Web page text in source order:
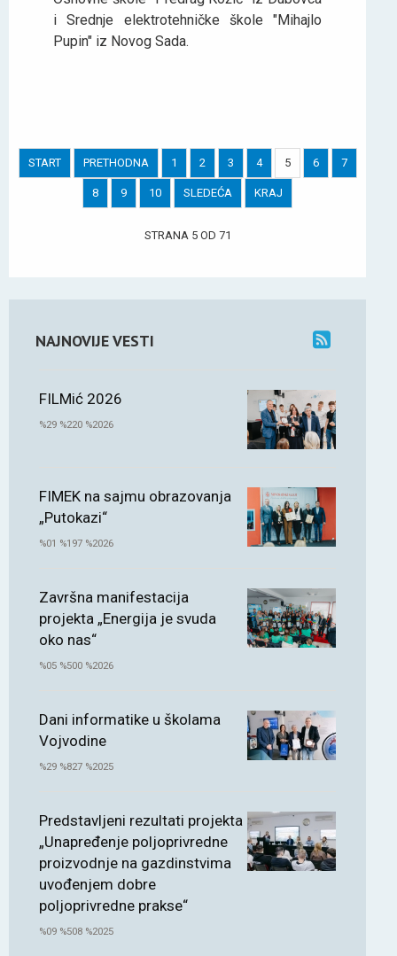
i Srednje elektrotehničke škole "Mihajlo
Pupin" iz Novog Sada.
START PRETHODNA 1 2 3 4 5 6 7
8 9 10 SLEDEĆA KRAJ
STRANA 5 OD 71
NAJNOVIJE VESTI
FILMić 2026
%29 %220 %2026
FIMEK na sajmu obrazovanja
„Putokazi“
%01 %197 %2026
Završna manifestacija
projekta „Energija je svuda
oko nas“
%05 %500 %2026
Dani informatike u školama
Vojvodine
%29 %827 %2025
Predstavljeni rezultati projekta
„Unapređenje poljoprivredne
proizvodnje na gazdinstvima
uvođenjem dobre
poljoprivredne prakse“
%09 %508 %2025